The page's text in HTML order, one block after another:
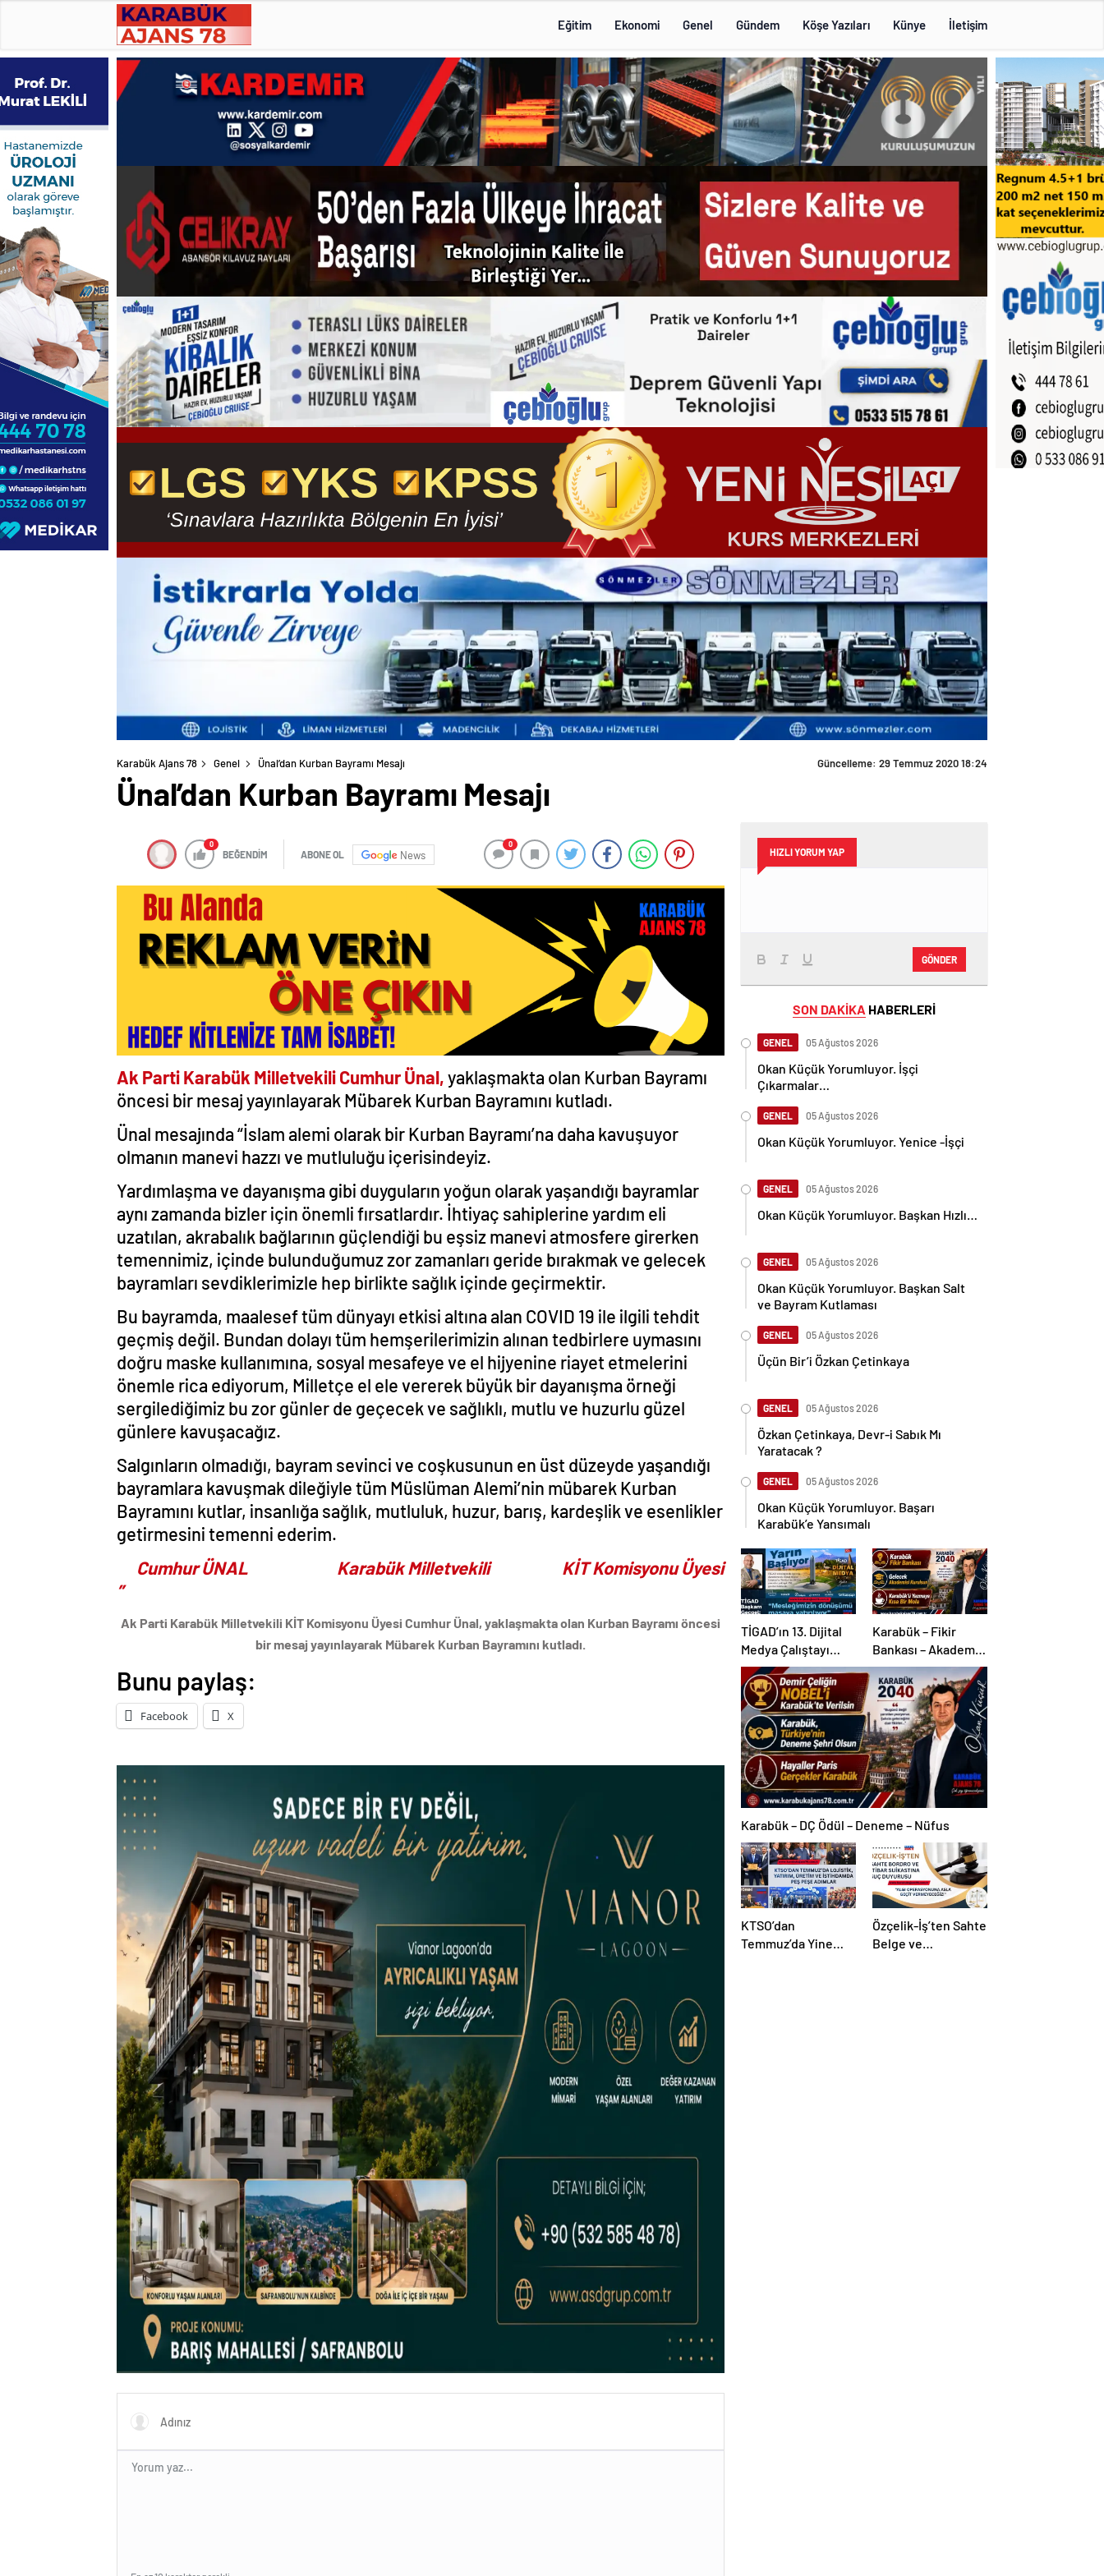
Eğitim Ekonomi Genel Gündem Köşe Yazıları Künye İletişim
Karabük Ajans 78 Genel Ünal’dan Kurban Bayramı Mesajı Güncelleme: 29 Temmuz 2020 18:24
Ünal’dan Kurban Bayramı Mesajı
0
BEĞENDİM ABONE OL News
0
Ak Parti Karabük Milletvekili Cumhur Ünal,yaklaşmakta olan Kurban Bayramı
öncesi bir mesaj yayınlayarak Mübarek Kurban Bayramını kutladı.
Ünal mesajında “İslam alemi olarak bir Kurban Bayramı’na daha kavuşuyor
olmanın manevi hazzı ve mutluluğu içerisindeyiz.
Yardımlaşma ve dayanışma gibi duyguların yoğun olarak yaşandığı bayramlar
aynı zamanda bizler için önemli fırsatlardır. İhtiyaç sahiplerine yardım eli
uzatılan, akrabalık bağlarının güçlendiği bu eşsiz manevi atmosfere girerken
temennimiz, içinde bulunduğumuz zor zamanları geride bırakmak ve gelecek
bayramları sevdiklerimizle hep birlikte sağlık içinde geçirmektir.
Bu bayramda, maalesef tüm dünyayı etkisi altına alan COVID 19 ile ilgili tehdit
geçmiş değil. Bundan dolayı tüm hemşerilerimizin alınan tedbirlere uymasını
doğru maske kullanımına, sosyal mesafeye ve el hijyenine riayet etmelerini
önemle rica ediyorum, Milletçe el ele vererek büyük bir dayanışma örneği
sergilediğimiz bu zor günler de geçecek ve sağlıklı, mutlu ve huzurlu güzel
günlere kavuşacağız.
Salgınların olmadığı, bayram sevinci ve coşkusunun en üst düzeyde yaşandığı
bayramlara kavuşmak dileğiyle tüm Müslüman Alemi’nin mübarek Kurban
Bayramını kutlar, insanlığa sağlık, mutluluk, huzur, barış, kardeşlik ve esenlikler
getirmesini temenni ederim.
Cumhur ÜNAL Karabük Milletvekili KİT Komisyonu Üyesi
”
Ak Parti Karabük Milletvekili KİT Komisyonu Üyesi Cumhur Ünal, yaklaşmakta olan Kurban Bayramı öncesi
bir mesaj yayınlayarak Mübarek Kurban Bayramını kutladı.
Bunu paylaş:
Facebook X
HIZLI YORUM YAP
GÖNDER
SON DAKİKA HABERLERİ
GENEL 05 Ağustos 2026
Okan Küçük Yorumluyor. İşçi
Çıkarmalar…
GENEL 05 Ağustos 2026
Okan Küçük Yorumluyor. Yenice -İşçi
GENEL 05 Ağustos 2026
Okan Küçük Yorumluyor. Başkan Hızlı…
GENEL 05 Ağustos 2026
Okan Küçük Yorumluyor. Başkan Salt
ve Bayram Kutlaması
GENEL 05 Ağustos 2026
Üçün Bir’i Özkan Çetinkaya
GENEL 05 Ağustos 2026
Özkan Çetinkaya, Devr-i Sabık Mı
Yaratacak ?
GENEL 05 Ağustos 2026
Okan Küçük Yorumluyor. Başarı
Karabük’e Yansımalı
TİGAD’ın 13. Dijital
Medya Çalıştayı
Iğdır’da…
Karabük – Fikir
Bankası – Akademi –
Mola
Karabük – DÇ Ödül – Deneme – Nüfus
KTSO’dan
Temmuz’da Yine
Özçelik-İş’ten Sahte
Belge ve